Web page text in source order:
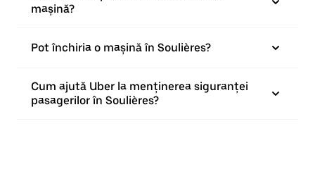
mașină?
Pot închiria o mașină în Soulières?
Cum ajută Uber la menținerea siguranței
pasagerilor în Soulières?